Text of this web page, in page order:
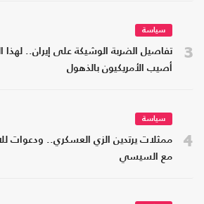
3
سياسة
تفاصيل الضربة الوشيكة على إيران.. لهذا
أصيب الأمريكيون بالذهول
4
سياسة
ممثلات يرتدين الزي العسكري.. ودعوات
مع السيسي